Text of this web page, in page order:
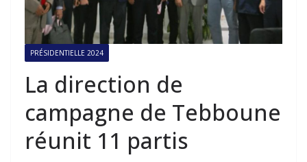
PRÉSIDENTIELLE 2024
La direction de
campagne de Tebboune
réunit 11 partis